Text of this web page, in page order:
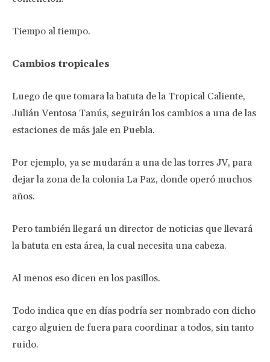
Tiempo al tiempo.
Cambios tropicales
Luego de que tomara la batuta de la Tropical Caliente,
Julián Ventosa Tanús, seguirán los cambios a una de las
estaciones de más jale en Puebla.
Por ejemplo, ya se mudarán a una de las torres JV, para
dejar la zona de la colonia La Paz, donde operó muchos
años.
Pero también llegará un director de noticias que llevará
la batuta en esta área, la cual necesita una cabeza.
Al menos eso dicen en los pasillos.
Todo indica que en días podría ser nombrado con dicho
cargo alguien de fuera para coordinar a todos, sin tanto
ruido.